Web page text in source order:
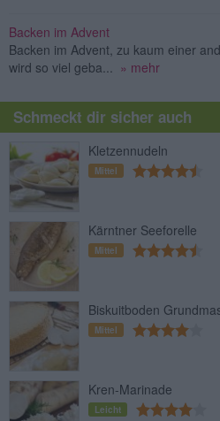
Backen im Advent
Backen im Advent, zu kaum einer
wird so viel geba...
» mehr
Schmeckt dir sicher auch
Kletzennudeln
Mittel
Kärntner Seeforelle
Mittel
Biskuitboden
Mittel
Kren-Marinade
Leicht